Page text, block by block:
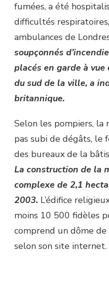
fumées, a été
difficultés
ambulances de
soupçonnés
placés en garde à
du sud de la ville, a
britannique.
Selon les pompiers, la
pas subi de dégâts,
des bureaux de la
La construction de la
complexe de 2,1
2003. L’édifice
moins 10 500 fidèles
comprend un dôme
selon son site internet.